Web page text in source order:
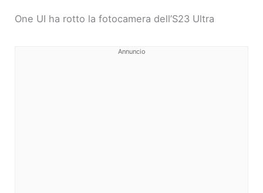
One UI ha rotto la fotocamera dell’S23 Ultra
Annuncio